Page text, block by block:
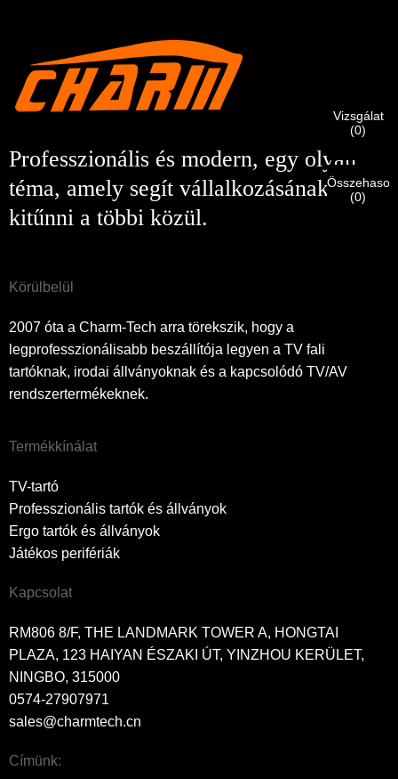
Professzionális és modern, egy olyan
téma, amely segít vállalkozásának
kitűnni a többi közül.
Körülbelül
2007 óta a Charm-Tech arra törekszik, hogy a
legprofesszionálisabb beszállítója legyen a TV fali
tartóknak, irodai állványoknak és a kapcsolódó TV/AV
rendszertermékeknek.
Termékkínálat
TV-tartó
Professzionális tartók és állványok
Ergo tartók és állványok
Játékos perifériák
Kapcsolat
RM806 8/F, THE LANDMARK TOWER A, HONGTAI
PLAZA, 123 HAIYAN ÉSZAKI ÚT, YINZHOU KERÜLET,
NINGBO, 315000
0574-27907971
sales@charmtech.cn
Címünk:
A CHARM ügyfele
Új látogató
Kérjük, adja meg jelenlegi munkahelyi e-mail címét alább,
hogy ellenőrizhessük, valóban Ön a CHARM ügyfele.
Vissza Küldés
vanHELYES.A helytelen információk a küldemény hibás
kézbesítéséhez vezetnek.
Megkaptuk a kérését, és meg fogjuk tenni
A személyazonosság ellenőrzése után e-mailben értesítést
Vizsgálat
(0)
(0)